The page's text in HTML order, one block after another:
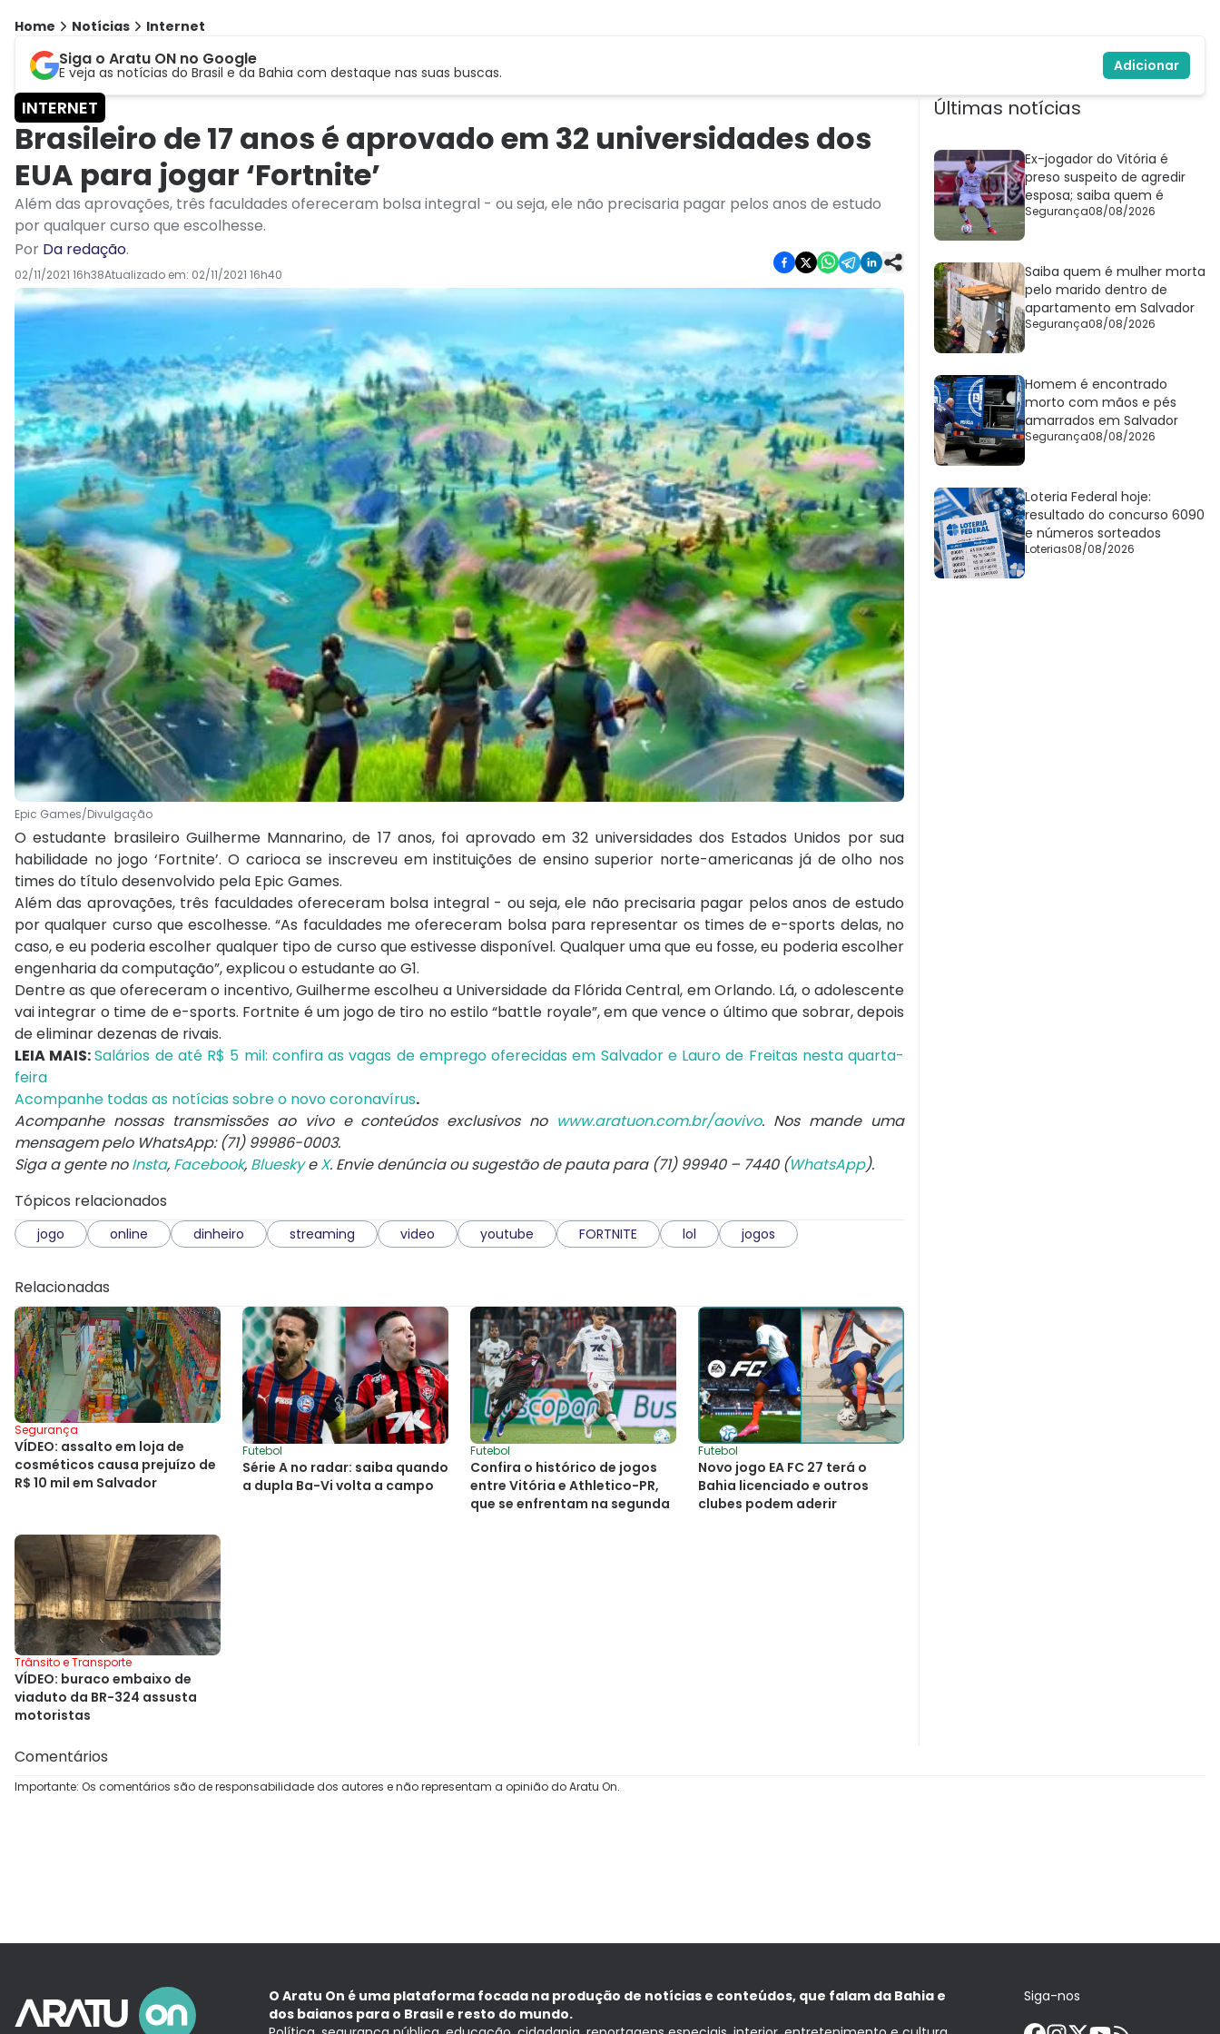
Home Notícias Internet
Siga o Aratu ON no Google
E veja as notícias do Brasil e da Bahia com destaque nas suas buscas. Adicionar
INTERNET
Brasileiro de 17 anos é aprovado em 32 universidades dos
EUA para jogar ‘Fortnite’
Além das aprovações, três faculdades ofereceram bolsa integral - ou seja, ele não precisaria pagar pelos anos de estudo
por qualquer curso que escolhesse.
Por Da redação.
02/11/2021 16h38Atualizado em: 02/11/2021 16h40
Epic Games/Divulgação
O estudante brasileiro Guilherme Mannarino, de 17 anos, foi aprovado em 32 universidades dos Estados Unidos por sua
habilidade no jogo ‘Fortnite’. O carioca se inscreveu em instituições de ensino superior norte-americanas já de olho nos
times do título desenvolvido pela Epic Games.
Além das aprovações, três faculdades ofereceram bolsa integral - ou seja, ele não precisaria pagar pelos anos de estudo
por qualquer curso que escolhesse. “As faculdades me ofereceram bolsa para representar os times de e-sports delas, no
caso, e eu poderia escolher qualquer tipo de curso que estivesse disponível. Qualquer uma que eu fosse, eu poderia escolher
engenharia da computação”, explicou o estudante ao G1.
Dentre as que ofereceram o incentivo, Guilherme escolheu a Universidade da Flórida Central, em Orlando. Lá, o adolescente
vai integrar o time de e-sports. Fortnite é um jogo de tiro no estilo “battle royale”, em que vence o último que sobrar, depois
de eliminar dezenas de rivais.
LEIA MAIS:Salários de até R$ 5 mil: confira as vagas de emprego oferecidas em Salvador e Lauro de Freitas nesta quarta-
feira
Acompanhe todas as notícias sobre o novo coronavírus.
Acompanhe nossas transmissões ao vivo e conteúdos exclusivos no www.aratuon.com.br/aovivo. Nos mande uma
mensagem pelo WhatsApp: (71) 99986-0003.
Siga a gente noInsta, Facebook, BlueskyeX. Envie denúncia ou sugestão de pauta para (71) 99940 – 7440 (WhatsApp).
Tópicos relacionados
jogo online dinheiro streaming video youtube FORTNITE lol jogos
Relacionadas
Segurança
VÍDEO: assalto em loja de
cosméticos causa prejuízo de
R$ 10 mil em Salvador
Futebol
Série A no radar: saiba quando
a dupla Ba-Vi volta a campo
Futebol
Confira o histórico de jogos
entre Vitória e Athletico-PR,
que se enfrentam na segunda
Futebol
Novo jogo EA FC 27 terá o
Bahia licenciado e outros
clubes podem aderir
Trânsito e Transporte
VÍDEO: buraco embaixo de
viaduto da BR-324 assusta
motoristas
Últimas notícias
Ex-jogador do Vitória é
preso suspeito de agredir
esposa; saiba quem é
Segurança08/08/2026
Saiba quem é mulher morta
pelo marido dentro de
apartamento em Salvador
Segurança08/08/2026
Homem é encontrado
morto com mãos e pés
amarrados em Salvador
Segurança08/08/2026
Loteria Federal hoje:
resultado do concurso 6090
e números sorteados
Loterias08/08/2026
Comentários
Importante: Os comentários são de responsabilidade dos autores e não representam a opinião do Aratu On.
O Aratu On é uma plataforma focada na produção de notícias e conteúdos, que falam da Bahia e
dos baianos para o Brasil e resto do mundo.
Siga-nos